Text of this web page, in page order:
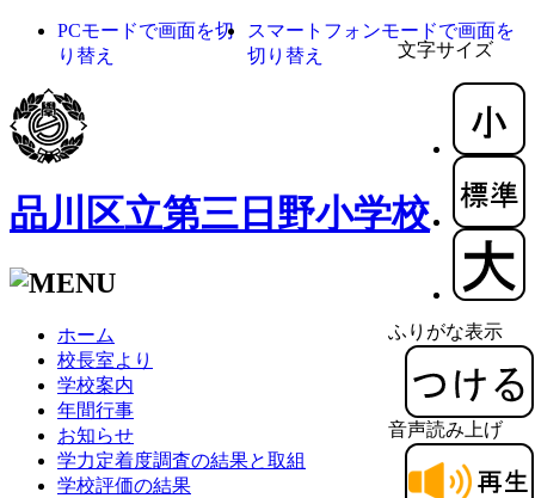
文字サイズ
ふりがな表示
音声読み上げ
PCモードで画面を切
り替え
スマートフォンモードで画面を
切り替え
品川区立第三日野小学校
ホーム
校長室より
学校案内
年間行事
お知らせ
学力定着度調査の結果と取組
学校評価の結果